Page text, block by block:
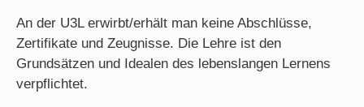
An der U3L erwirbt/erhält man keine Abschlüsse,
Zertifikate und Zeugnisse. Die Lehre ist den
Grundsätzen und Idealen des lebenslangen Lernens
verpflichtet.